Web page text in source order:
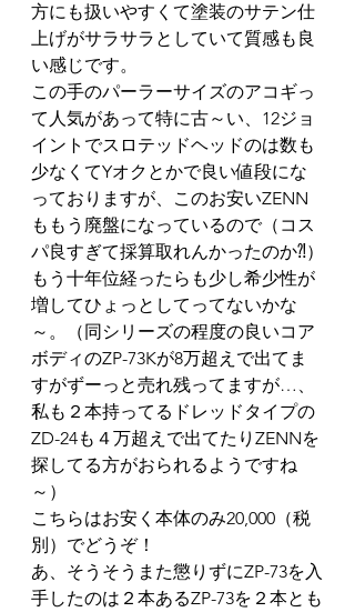
方にも扱いやすくて塗装のサテン仕
上げがサラサラとしていて質感も良
い感じです。
この手のパーラーサイズのアコギっ
て人気があって特に古～い、12ジョ
イントでスロテッドヘッドのは数も
少なくてYオクとかで良い値段にな
っておりますが、このお安いZENN
ももう廃盤になっているので（コス
パ良すぎて採算取れんかったのか⁈）
もう十年位経ったらも少し希少性が
増してひょっとしてってないかな
～。（同シリーズの程度の良いコア
ボディのZP-73Kが8万超えで出てま
すがずーっと売れ残ってますが…、
私も２本持ってるドレッドタイプの
ZD-24も４万超えで出てたりZENNを
探してる方がおられるようですね
～）
こちらはお安く本体のみ20,000（税
別）でどうぞ！
あ、そうそうまた懲りずにZP-73を入
手したのは２本あるZP-73を２本とも